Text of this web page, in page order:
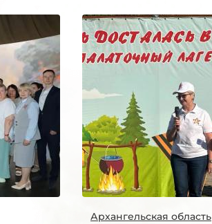
Архангельская область